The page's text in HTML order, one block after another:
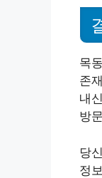
목
존
내
방
당
정